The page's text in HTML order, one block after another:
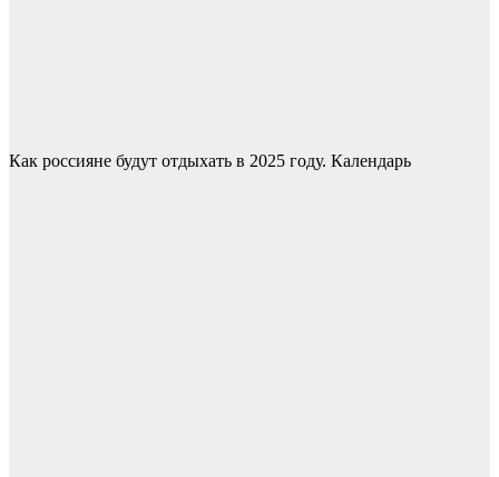
Как россияне будут отдыхать в 2025 году. Календарь